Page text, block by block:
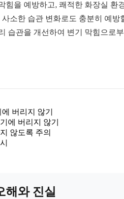
힘을 예방하고, 쾌적한 화장실 환
소한 습관 변화로도 충분히 예방
습관을 개선하여 변기 막힘으로
버리지 않기
에 버리지 않기
않도록 주의
해와 진실